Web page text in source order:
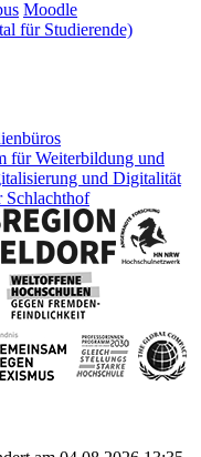
Moodle
für Studierende)
für Weiterbildung und
und Digitalität
Schlachthof